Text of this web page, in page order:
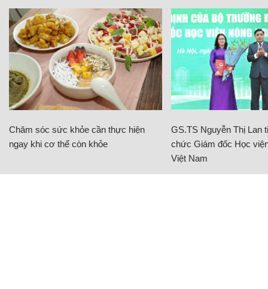
Chăm sóc sức khỏe cần thực hiện
ngay khi cơ thể còn khỏe
GS.TS Nguyễn Thị Lan
chức Giám đốc Học
Việt Nam